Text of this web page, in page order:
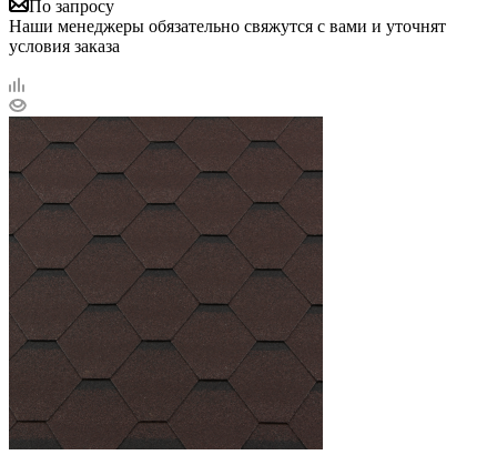
По запросу
Наши менеджеры обязательно свяжутся с вами и уточнят
условия заказа